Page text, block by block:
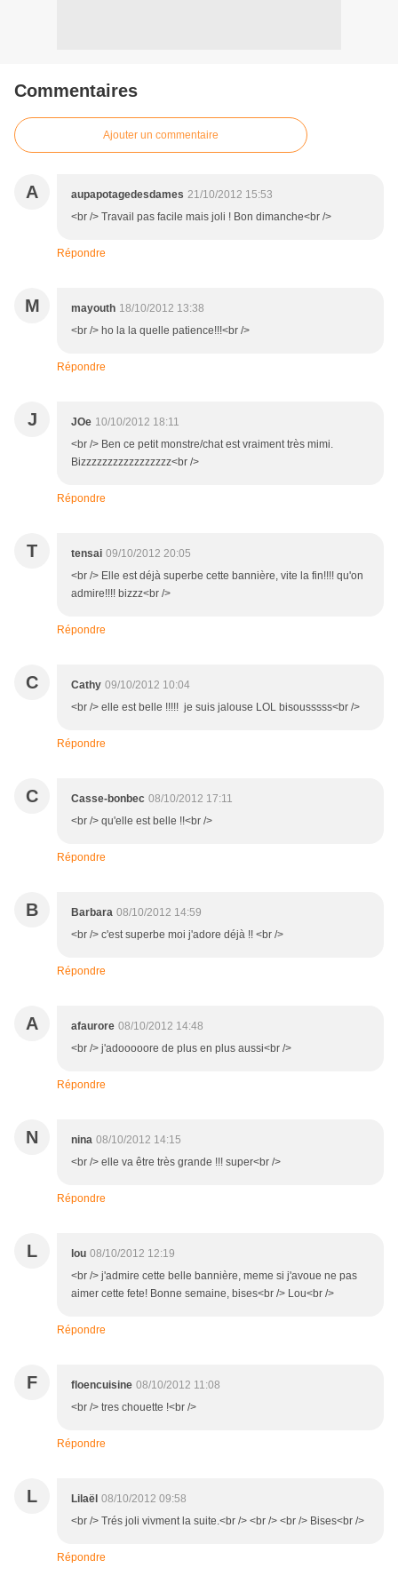
Commentaires
Ajouter un commentaire
A aupapotagedesdames 21/10/2012 15:53
<br /> Travail pas facile mais joli ! Bon dimanche<br />
Répondre
M mayouth 18/10/2012 13:38
<br /> ho la la quelle patience!!!<br />
Répondre
J JOe 10/10/2012 18:11
<br /> Ben ce petit monstre/chat est vraiment très mimi.
Bizzzzzzzzzzzzzzzzz<br />
Répondre
T tensai 09/10/2012 20:05
<br /> Elle est déjà superbe cette bannière, vite la fin!!!! qu'on
admire!!!! bizzz<br />
Répondre
C Cathy 09/10/2012 10:04
<br /> elle est belle !!!!! je suis jalouse LOL bisousssss<br />
Répondre
C Casse-bonbec 08/10/2012 17:11
<br /> qu'elle est belle !!<br />
Répondre
B Barbara 08/10/2012 14:59
<br /> c'est superbe moi j'adore déjà !! <br />
Répondre
A afaurore 08/10/2012 14:48
<br /> j'adooooore de plus en plus aussi<br />
Répondre
N nina 08/10/2012 14:15
<br /> elle va être très grande !!! super<br />
Répondre
L lou 08/10/2012 12:19
<br /> j'admire cette belle bannière, meme si j'avoue ne pas
aimer cette fete! Bonne semaine, bises<br /> Lou<br />
Répondre
F floencuisine 08/10/2012 11:08
<br /> tres chouette !<br />
Répondre
L Lilaël 08/10/2012 09:58
<br /> Trés joli vivment la suite.<br /> <br /> <br /> Bises<br />
Répondre